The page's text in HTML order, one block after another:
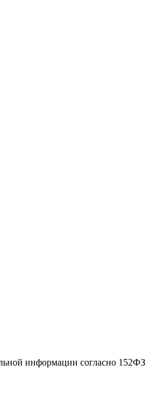
информации согласно 152ФЗ